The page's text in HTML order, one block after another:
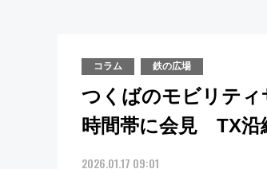
コラム 鉄の広場
つくばのモビリティ
時間帯に会見 TX沿
2026.01.17 09:01